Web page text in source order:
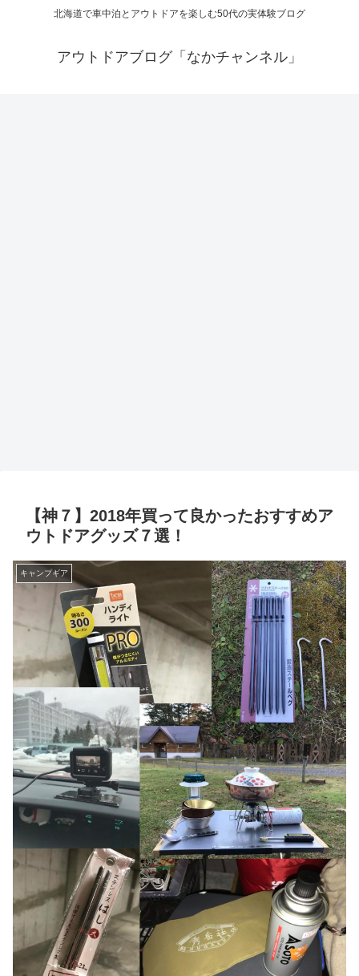
北海道で車中泊とアウトドアを楽しむ50代の実体験ブログ
アウトドアブログ「なかチャンネル」
【神７】2018年買って良かったおすすめア
ウトドアグッズ７選！
キャンプギア